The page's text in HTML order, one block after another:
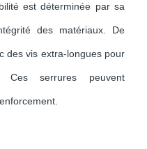
est déterminée par sa
des matériaux. De
des vis extra-longues pour
Ces serrures peuvent